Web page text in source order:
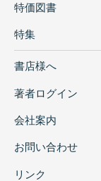
特価図書
特集
書店様へ
著者ログイン
会社案内
お問い合わせ
リンク